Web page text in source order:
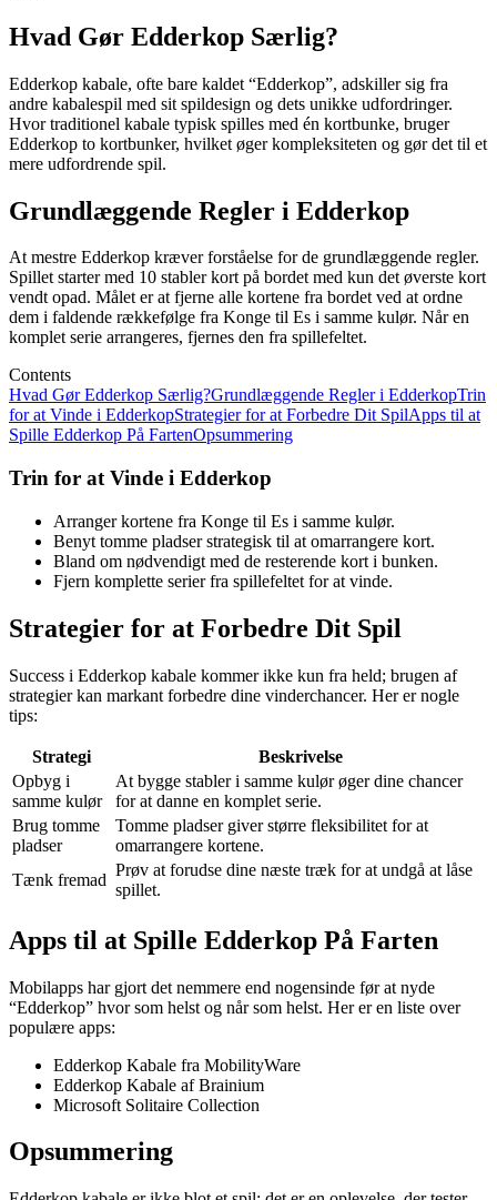
Hvad Gør Edderkop Særlig?
Edderkop kabale, ofte bare kaldet “Edderkop”, adskiller sig fra
andre kabalespil med sit spildesign og dets unikke udfordringer.
Hvor traditionel kabale typisk spilles med én kortbunke, bruger
Edderkop to kortbunker, hvilket øger kompleksiteten og gør det til et
mere udfordrende spil.
Grundlæggende Regler i Edderkop
At mestre Edderkop kræver forståelse for de grundlæggende regler.
Spillet starter med 10 stabler kort på bordet med kun det øverste kort
vendt opad. Målet er at fjerne alle kortene fra bordet ved at ordne
dem i faldende rækkefølge fra Konge til Es i samme kulør. Når en
komplet serie arrangeres, fjernes den fra spillefeltet.
Contents
Hvad Gør Edderkop Særlig?Grundlæggende Regler i EdderkopTrin
for at Vinde i EdderkopStrategier for at Forbedre Dit SpilApps til at
Spille Edderkop På FartenOpsummering
Trin for at Vinde i Edderkop
Arranger kortene fra Konge til Es i samme kulør.
Benyt tomme pladser strategisk til at omarrangere kort.
Bland om nødvendigt med de resterende kort i bunken.
Fjern komplette serier fra spillefeltet for at vinde.
Strategier for at Forbedre Dit Spil
Success i Edderkop kabale kommer ikke kun fra held; brugen af
strategier kan markant forbedre dine vinderchancer. Her er nogle
tips:
Strategi
Beskrivelse
Opbyg i
samme kulør
At bygge stabler i samme kulør øger dine chancer
for at danne en komplet serie.
Brug tomme
pladser
Tomme pladser giver større fleksibilitet for at
omarrangere kortene.
Tænk fremad
Prøv at forudse dine næste træk for at undgå at låse
spillet.
Apps til at Spille Edderkop På Farten
Mobilapps har gjort det nemmere end nogensinde før at nyde
“Edderkop” hvor som helst og når som helst. Her er en liste over
populære apps:
Edderkop Kabale fra MobilityWare
Edderkop Kabale af Brainium
Microsoft Solitaire Collection
Opsummering